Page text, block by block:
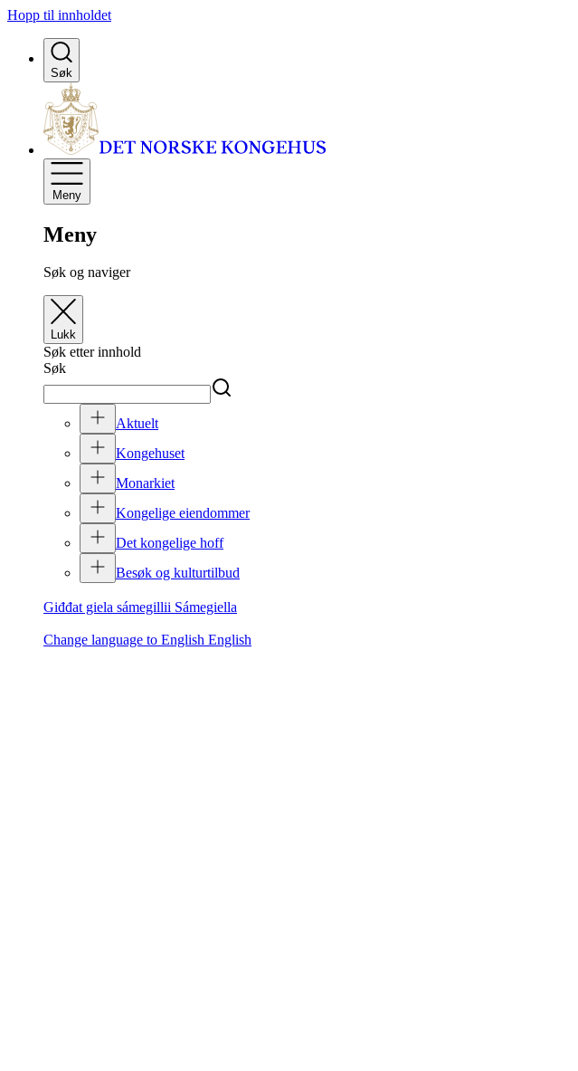
Hopp til innholdet
Søk
Meny
Meny
Søk og naviger
Lukk
Søk etter innhold
Søk
Aktuelt
Kongehuset
Monarkiet
Kongelige eiendommer
Det kongelige hoff
Besøk og kulturtilbud
Giđđat giela sámegillii Sámegiella
Change language to English English